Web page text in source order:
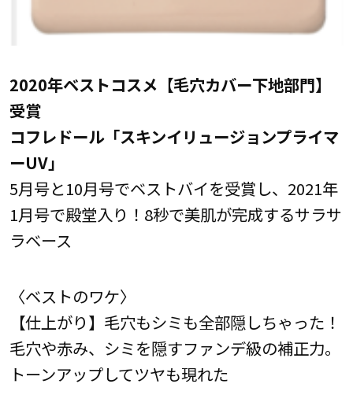
2020年ベストコスメ【毛穴カバー下地部門】
受賞
コフレドール「スキンイリュージョンプライマ
ーUV」
5月号と10月号でベストバイを受賞し、2021年
1月号で殿堂入り！8秒で美肌が完成するサラサ
ラベース
〈ベストのワケ〉
【仕上がり】毛穴もシミも全部隠しちゃった！
毛穴や赤み、シミを隠すファンデ級の補正力。
トーンアップしてツヤも現れた